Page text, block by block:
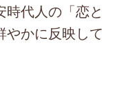
代人の「恋と
やかに反映して